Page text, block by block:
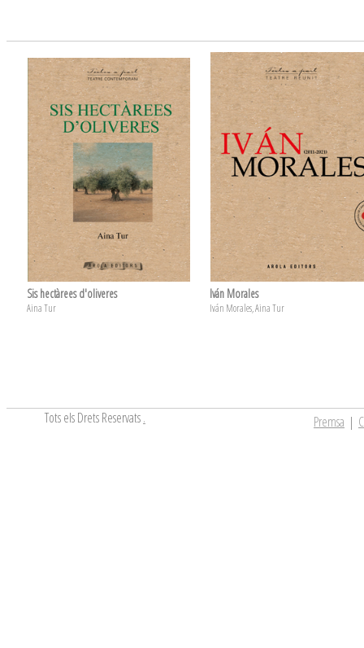
Sis hectàrees d'oliveres
Aina Tur
Iván Morales
Iván Morales, Aina Tur
Tots els Drets Reservats. Premsa |